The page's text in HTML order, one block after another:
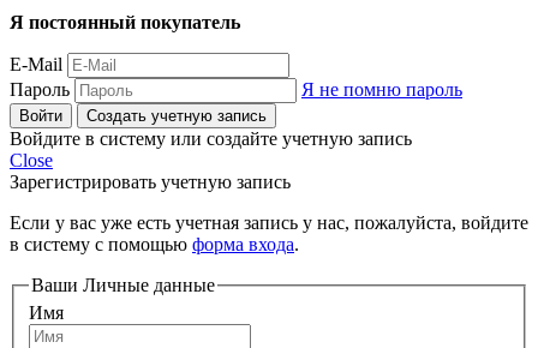
Я постоянный покупатель
E-Mail
Пароль
Я не помню пароль
Войти Создать учетную запись
Войдите в систему или создайте учетную запись
Close
Зарегистрировать учетную запись
Если у вас уже есть учетная запись у нас, пожалуйста, войдите
в систему с помощью форма входа.
Ваши Личные данные
Имя